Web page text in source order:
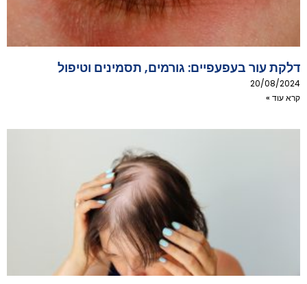
דלקת עור בעפעפיים: גורמים, תסמינים וטיפול
20/08/2024
קרא עוד »